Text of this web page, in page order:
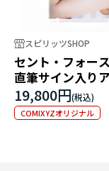
スピリッツSHOP
セント・フォー
直筆サイン入り
ネル 田崎さくら
19,800円
COMIXYZオリジナル